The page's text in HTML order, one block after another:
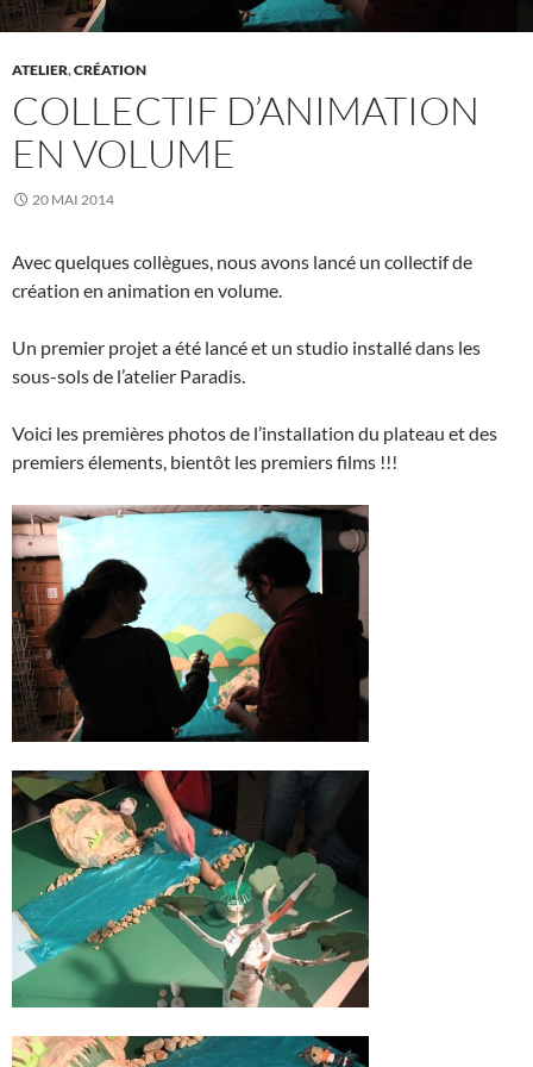
ATELIER,CRÉATION
COLLECTIF D’ANIMATION
EN VOLUME
20 MAI 2014
Avec quelques collègues, nous avons lancé un collectif de
création en animation en volume.
Un premier projet a été lancé et un studio installé dans les
sous-sols de l’atelier Paradis.
Voici les premières photos de l’installation du plateau et des
premiers élements, bientôt les premiers films !!!